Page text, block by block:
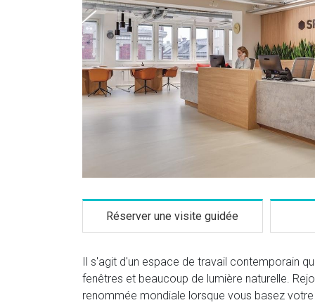
Réserver une visite guidée
Il s'agit d'un espace de travail contemporain
fenêtres et beaucoup de lumière naturelle.
renommée mondiale lorsque vous basez